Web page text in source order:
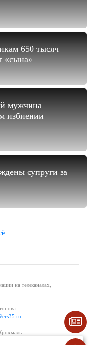
650 тысяч
«сына»
мужчина
избиении
супруги за
на телеканалах,